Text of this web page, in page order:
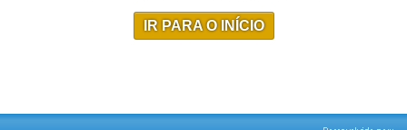
IR PARA O INÍCIO